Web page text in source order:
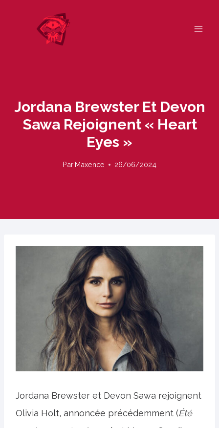
Jordana Brewster Et Devon
Sawa Rejoignent « Heart
Eyes »
Par Maxence 26/06/2024
Jordana Brewster et Devon Sawa rejoignent
Olivia Holt, annoncée précédemment (Été